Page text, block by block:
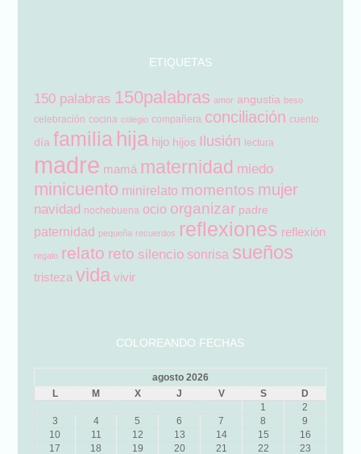
ETIQUETAS
150 palabras 150palabras amor angustia beso
celebración cocina colegio compañera conciliación cuento
día familia hija hijo hijos Ilusión lectura
madre mamá maternidad miedo
minicuento minirelato momentos mujer
navidad nochebuena ocio organizar padre
paternidad pequeña recuerdos reflexiones reflexión
regalo relato reto silencio sonrisa sueños
tristeza vida vivir
COLOREANDO FECHAS
agosto 2026
L
M X J V S D
1
2
3
4 5 6 7 8
9
10
11 12 13 14 15
16
17
18 19 20 21 22
23